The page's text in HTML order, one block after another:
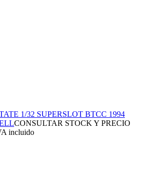
1/32 SUPERSLOT BTCC 1994
CONSULTAR STOCK Y PRECIO
incluido